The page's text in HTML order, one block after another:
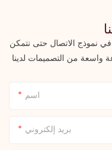
نموذج الاتصال حتى نتمكن
من التصميمات لدينا
اسم
بريد إلكتروني